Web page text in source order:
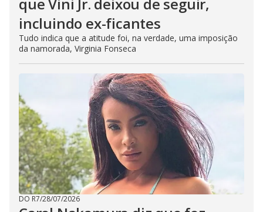
que Vini Jr. deixou de seguir,
incluindo ex-ficantes
Tudo indica que a atitude foi, na verdade, uma imposição
da namorada, Virginia Fonseca
DO R7/28/07/2026